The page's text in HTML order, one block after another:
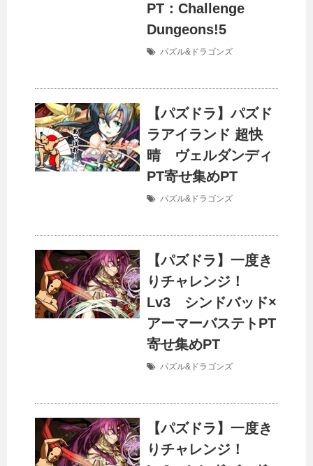
PT：Challenge
Dungeons!5
パズル&ドラゴンズ
【パズドラ】パズド
ラアイランド 超快
晴 ヴェルダンディ
PT寄せ集めPT
パズル&ドラゴンズ
【パズドラ】一度き
りチャレンジ！
Lv3 シンドバッド×
アーマーバステトPT
寄せ集めPT
パズル&ドラゴンズ
【パズドラ】一度き
りチャレンジ！